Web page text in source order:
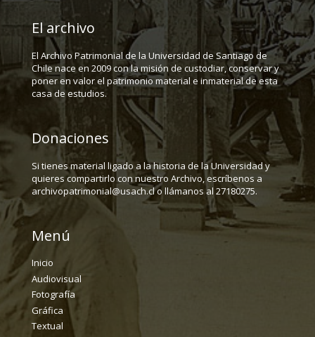
El archivo
El Archivo Patrimonial de la Universidad de Santiago de
Chile nace en 2009 con la misión de custodiar, conservar y
poner en valor el patrimonio material e inmaterial de esta
casa de estudios.
Donaciones
Si tienes material ligado a la historia de la Universidad y
quieres compartirlo con nuestro Archivo, escríbenos a
archivopatrimonial@usach.cl o llámanos al 27180275.
Menú
Inicio
Audiovisual
Fotografía
Gráfica
Textual